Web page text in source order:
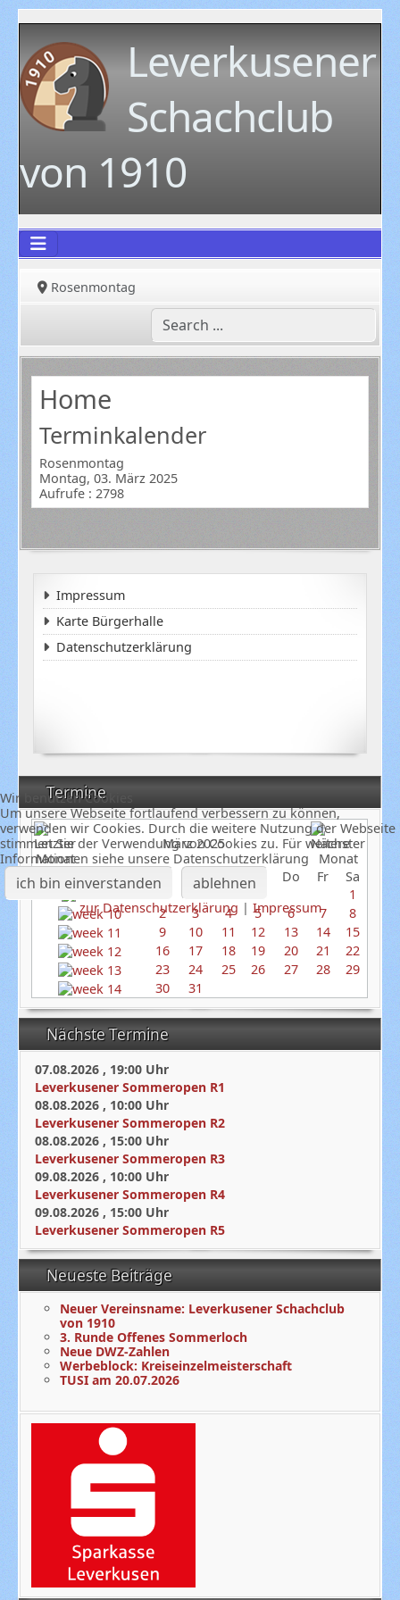
Leverkusener
Schachclub
von 1910
Rosenmontag
Termine
März 2025
So
Mo Di Mi Do Fr
Sa
1
2
3 4 5 6 7
8
9
10 11 12 13 14
15
16
17 18 19 20 21
22
23
24 25 26 27 28
29
30
31
Nächste Termine
07.08.2026 , 19:00 Uhr
Leverkusener Sommeropen R1
08.08.2026 , 10:00 Uhr
Leverkusener Sommeropen R2
08.08.2026 , 15:00 Uhr
Leverkusener Sommeropen R3
09.08.2026 , 10:00 Uhr
Leverkusener Sommeropen R4
09.08.2026 , 15:00 Uhr
Leverkusener Sommeropen R5
Neueste Beiträge
Neuer Vereinsname: Leverkusener Schachclub
von 1910
3. Runde Offenes Sommerloch
Neue DWZ-Zahlen
Werbeblock: Kreiseinzelmeisterschaft
TUSI am 20.07.2026
Home
Terminkalender
Rosenmontag
Montag, 03. März 2025
Aufrufe: 2798
Impressum
Karte Bürgerhalle
Datenschutzerklärung
Wir benutzen Cookies
Um unsere Webseite fortlaufend verbessern zu können,
verwenden wir Cookies. Durch die weitere Nutzung der Webseite
stimmen Sie der Verwendung von Cookies zu. Für weitere
Informationen siehe unsere Datenschutzerklärung
ich bin einverstanden ablehnen
zur Datenschutzerklärung | Impressum